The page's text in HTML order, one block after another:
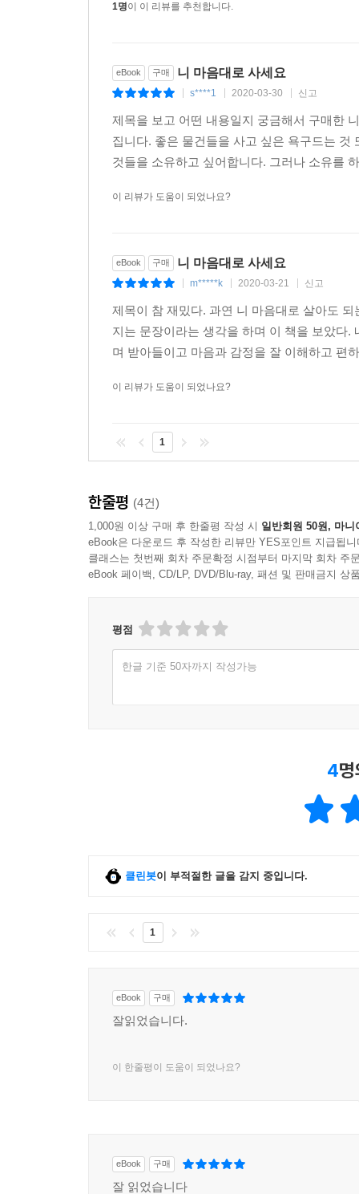
1명이 이 리뷰를 추천합니다.
eBook 구매 니 마음대로 사세요
s****1 2020-03-30 신고
제목을 보고 어떤 내용일지 궁금해서 구매한
집니다. 좋은 물건들을 사고 싶은 욕구드는
것들을 소유하고 싶어합니다. 그러나 소유를
이 리뷰가 도움이 되었나요?
eBook 구매 니 마음대로 사세요
m*****k 2020-03-21 신고
제목이 참 재밌다. 과연 니 마음대로 살아도
지는 문장이라는 생각을 하며 이 책을 보았다
며 받아들이고 마음과 감정을 잘 이해하고 편
이 리뷰가 도움이 되었나요?
1
한줄평 (4건)
1,000원 이상 구매 후 한줄평 작성 시 일반회원 50원, 마니
eBook은 다운로드 후 작성한 리뷰만 YES포인트 지급됩니
클래스는 첫번째 회차 주문확정 시점부터 마지막 회차 주
eBook 페이백, CD/LP, DVD/Blu-ray, 패션 및 판매금지 상
평점
한글 기준 50자까지 작성가능
4
클린봇이 부적절한 글을 감지 중입니다.
1
eBook 구매
잘읽었습니다.
이 한줄평이 도움이 되었나요?
eBook 구매
잘 읽었습니다